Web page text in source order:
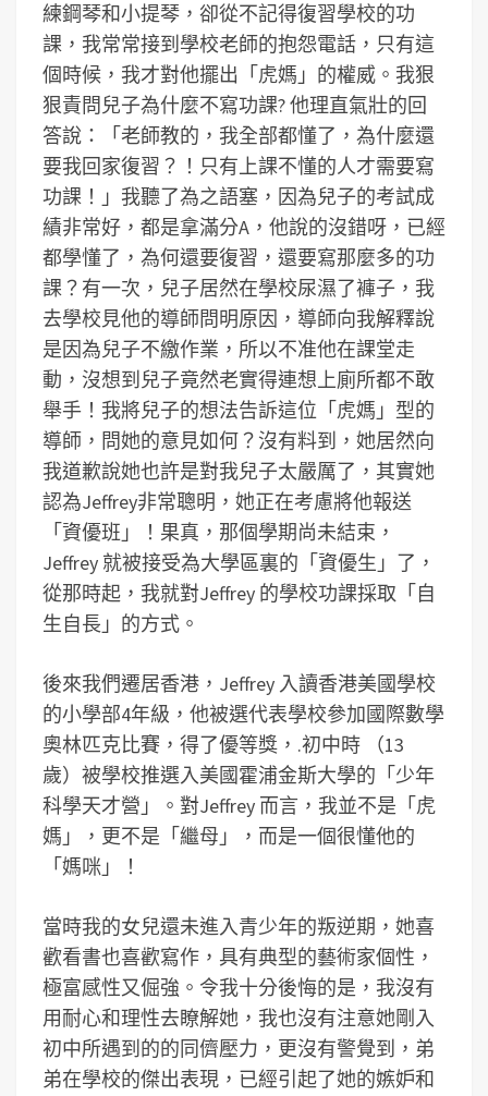
練鋼琴和小提琴，卻從不記得復習學校的功
課，我常常接到學校老師的抱怨電話，只有這
個時候，我才對他擺出「虎媽」的權威。我狠
狠責問兒子為什麼不寫功課? 他理直氣壯的回
答說：「老師教的，我全部都懂了，為什麼還
要我回家復習？！只有上課不懂的人才需要寫
功課！」我聽了為之語塞，因為兒子的考試成
績非常好，都是拿滿分A，他說的沒錯呀，已經
都學懂了，為何還要復習，還要寫那麼多的功
課？有一次，兒子居然在學校尿濕了褲子，我
去學校見他的導師問明原因，導師向我解釋說
是因為兒子不繳作業，所以不准他在課堂走
動，沒想到兒子竟然老實得連想上廁所都不敢
舉手！我將兒子的想法告訴這位「虎媽」型的
導師，問她的意見如何？沒有料到，她居然向
我道歉說她也許是對我兒子太嚴厲了，其實她
認為Jeffrey非常聰明，她正在考慮將他報送
「資優班」！果真，那個學期尚未結束，
Jeffrey 就被接受為大學區裏的「資優生」了，
從那時起，我就對Jeffrey 的學校功課採取「自
生自長」的方式。
後來我們遷居香港，Jeffrey 入讀香港美國學校
的小學部4年級，他被選代表學校參加國際數學
奧林匹克比賽，得了優等獎，.初中時 （13
歲）被學校推選入美國霍浦金斯大學的「少年
科學天才營」。對Jeffrey 而言，我並不是「虎
媽」，更不是「繼母」，而是一個很懂他的
「媽咪」！
當時我的女兒還未進入青少年的叛逆期，她喜
歡看書也喜歡寫作，具有典型的藝術家個性，
極富感性又倔強。令我十分後悔的是，我沒有
用耐心和理性去瞭解她，我也沒有注意她剛入
初中所遇到的的同儕壓力，更沒有警覺到，弟
弟在學校的傑出表現，已經引起了她的嫉妒和